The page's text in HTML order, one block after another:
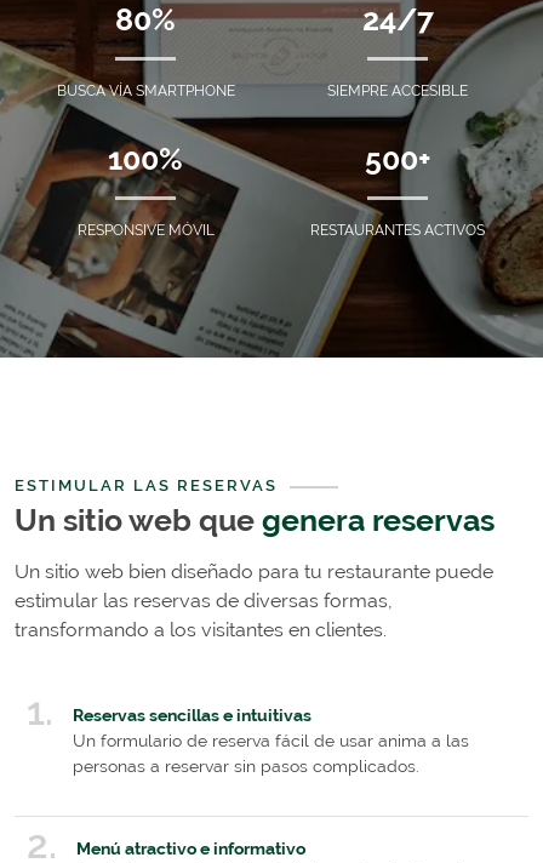
80%
BUSCA VÍA SMARTPHONE
24/7
SIEMPRE ACCESIBLE
100%
RESPONSIVE MÓVIL
500+
RESTAURANTES ACTIVOS
ESTIMULAR LAS RESERVAS
Un sitio web que genera reservas
Un sitio web bien diseñado para tu restaurante puede
estimular las reservas de diversas formas,
transformando a los visitantes en clientes.
Reservas sencillas e intuitivas
Un formulario de reserva fácil de usar anima a las
personas a reservar sin pasos complicados.
Menú atractivo e informativo